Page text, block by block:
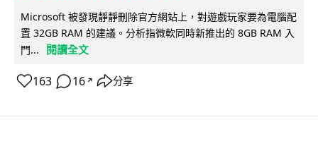
Microsoft 被發現靜靜刪除官方網站上，對遊戲玩家要為電腦配
置 32GB RAM 的建議。分析指微軟同時新推出的 8GB RAM 入
門...
閱讀全文
163 16 ↗ 分享